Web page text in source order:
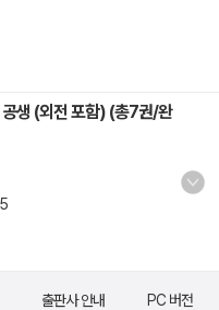
생 (외전 포함) (총7권/완
출판사 안내 PC 버전